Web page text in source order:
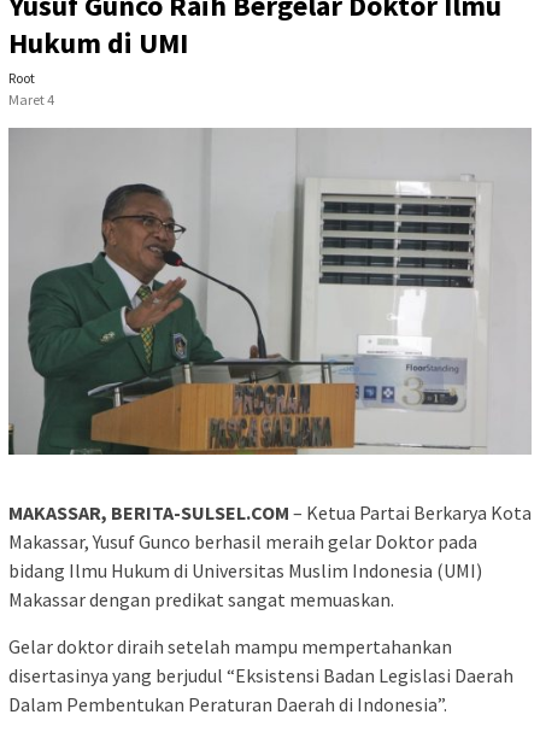
Hukum di UMI
Root
Maret 4
MAKASSAR, BERITA-SULSEL.COM – Ketua Partai Berkarya Kota
Makassar, Yusuf Gunco berhasil meraih gelar Doktor pada
bidang Ilmu Hukum di Universitas Muslim Indonesia (UMI)
Makassar dengan predikat sangat memuaskan.
Gelar doktor diraih setelah mampu mempertahankan
disertasinya yang berjudul “Eksistensi Badan Legislasi Daerah
Dalam Pembentukan Peraturan Daerah di Indonesia”.